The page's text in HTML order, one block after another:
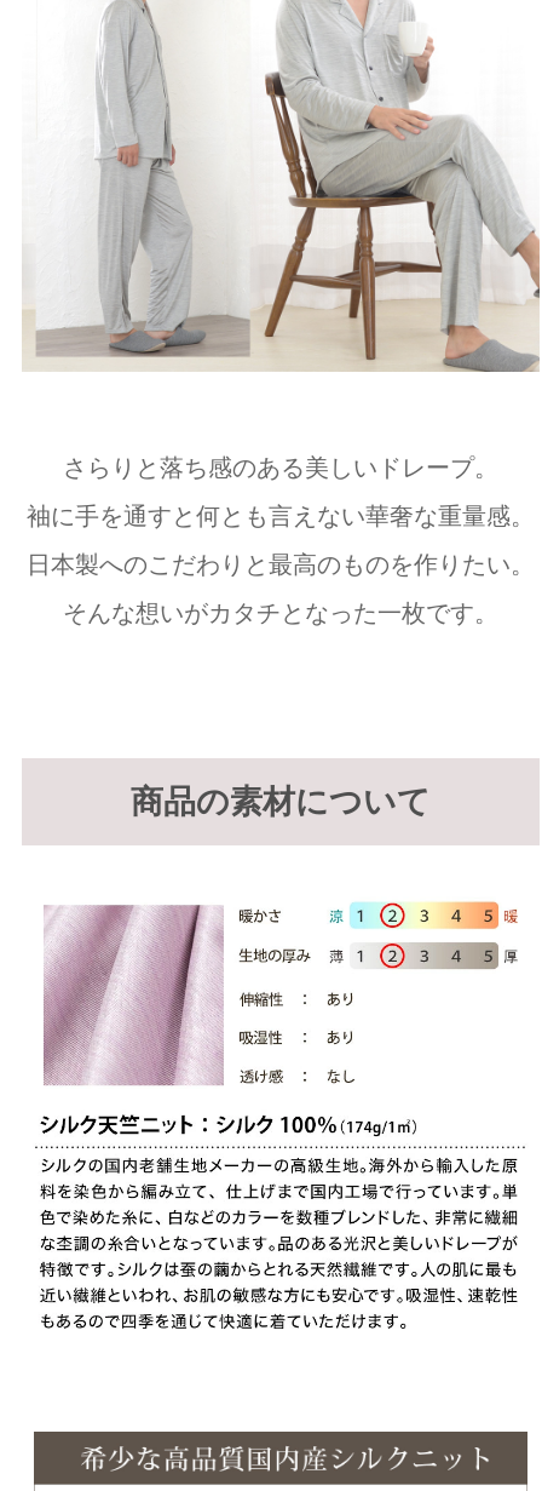
さらりと落ち感のある美しいドレープ。
袖に手を通すと何とも言えない華奢な重量感。
日本製へのこだわりと最高のものを作りたい。
そんな想いがカタチとなった一枚です。
商品の素材について